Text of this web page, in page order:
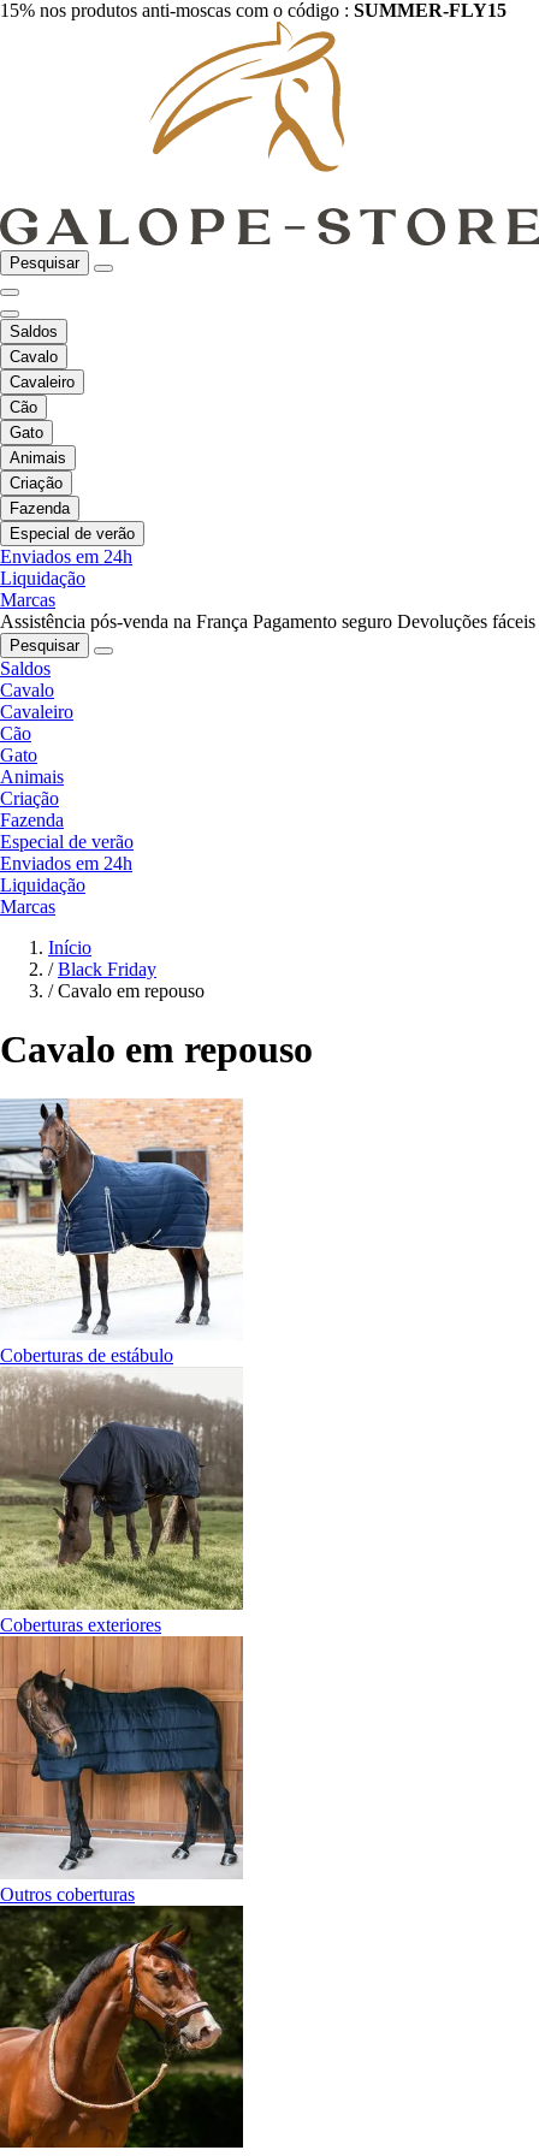
15% nos produtos anti-moscas com o código : SUMMER-FLY15
Pesquisar
Saldos
Cavalo
Cavaleiro
Cão
Gato
Animais
Criação
Fazenda
Especial de verão
Enviados em 24h
Liquidação
Marcas
Assistência pós-venda na França Pagamento seguro Devoluções fáceis
Pesquisar
Saldos
Cavalo
Cavaleiro
Cão
Gato
Animais
Criação
Fazenda
Especial de verão
Enviados em 24h
Liquidação
Marcas
Início
/ Black Friday
/ Cavalo em repouso
Cavalo em repouso
Coberturas de estábulo
Coberturas exteriores
Outros coberturas